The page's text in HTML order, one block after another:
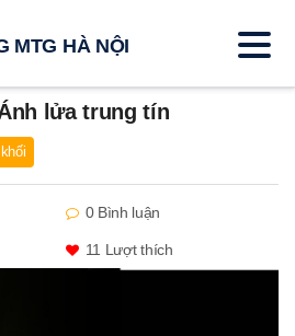
lửa trung tín
0 Bình luận
11 Lượt thích
MTG HÀ NỘI